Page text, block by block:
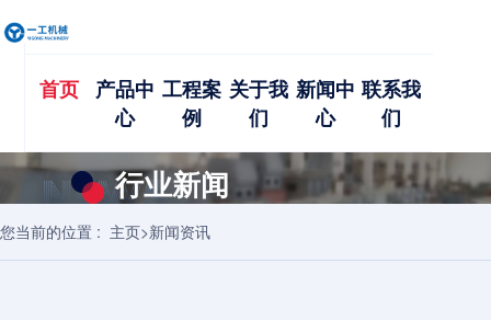
首页
产品中
心
工程案
例
关于我
们
新闻中
心
联系我
们
行业新闻
一工新闻资讯，聚焦业内动态。
您当前的位置 : 主页>新闻资讯